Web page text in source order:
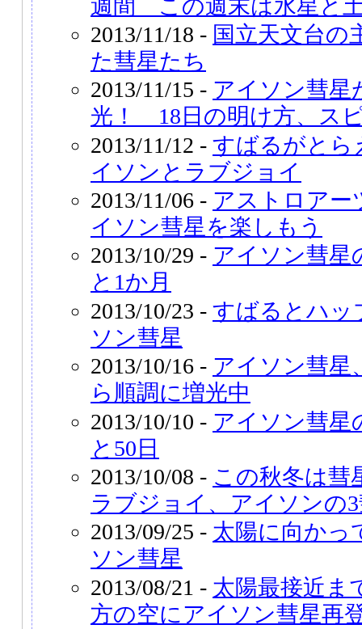
週間 この週末は水星と
2013/11/18 - 国立天文台の
た彗星たち
2013/11/15 - アイソン彗星
光！ 18日の明け方、ス
2013/11/12 - すばるがと
イソンとラブジョイ
2013/11/06 - アストロアー
イソン彗星を楽しもう
2013/10/29 - アイソン彗星
と1か月
2013/10/23 - すばるとハッ
ソン彗星
2013/10/16 - アイソン彗星
ら順調に増光中
2013/10/10 - アイソン彗星
と50日
2013/10/08 - この秋冬は
ラブジョイ、アイソンの
2013/09/25 - 太陽に向かっ
ソン彗星
2013/08/21 - 太陽最接近
方の空にアイソン彗星再